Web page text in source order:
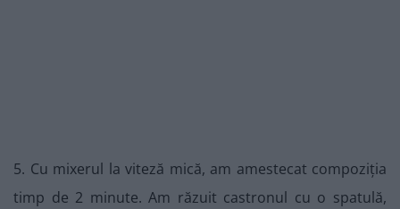
5. Cu mixerul la viteză mică, am amestecat compoziția
timp de 2 minute. Am răzuit castronul cu o spatulă,